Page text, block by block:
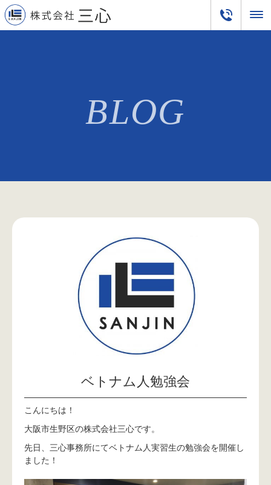
ベトナム人勉強会
こんにちは！
大阪市生野区の株式会社三心です。
先日、三心事務所にてベトナム人実習生の勉強会を開催し
ました！